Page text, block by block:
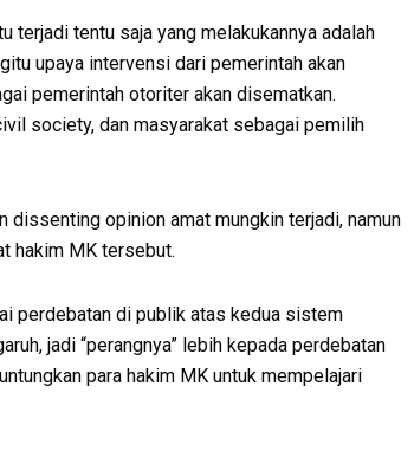
terjadi tentu saja yang melakukannya adalah
upaya intervensi dari pemerintah akan
pemerintah otoriter akan disematkan.
society, dan masyarakat sebagai pemilih
opinion amat mungkin terjadi, namun
hakim MK tersebut.
perdebatan di publik atas kedua sistem
jadi “perangnya” lebih kepada perdebatan
para hakim MK untuk mempelajari